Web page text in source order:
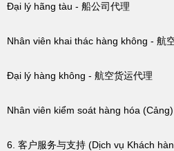
Đại lý hãng tàu - 船公司代理
Nhân viên khai thác hàng không - 航
Đại lý hàng không - 航空货运代理
Nhân viên kiểm soát hàng hóa
6. 客户服务与支持 (Dịch vụ Khách